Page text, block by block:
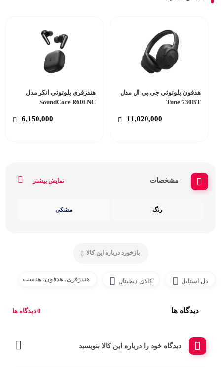
هدفون بلوتوثی جی بی ال مدل
Tune 730BT
11,020,000
هندزفری بلوتوثی انکر مدل
SoundCore R60i NC
6,150,000
مشخصات نمایش بیشتر
رنگ مشکی
بازخورد درباره این کالا
دل استایل کالای دیجیتال هندزفری، هدفون، هدست
دیدگاه ها 0 دیدگاه ها
دیدگاه خود را درباره این کالا بنویسید